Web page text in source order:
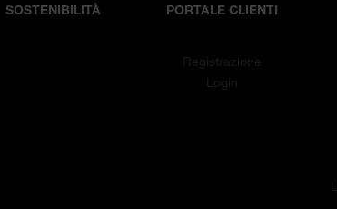
SOSTENIBILITÀ PORTALE CLIENTI
Registrazione
Login